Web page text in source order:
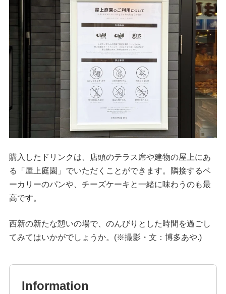
購入したドリンクは、店頭のテラス席や建物の屋上にあ
る「屋上庭園」でいただくことができます。隣接するベ
ーカリーのパンや、チーズケーキと一緒に味わうのも最
高です。
西新の新たな憩いの場で、のんびりとした時間を過ごし
てみてはいかがでしょうか。(※撮影・文：博多あや.)
Information